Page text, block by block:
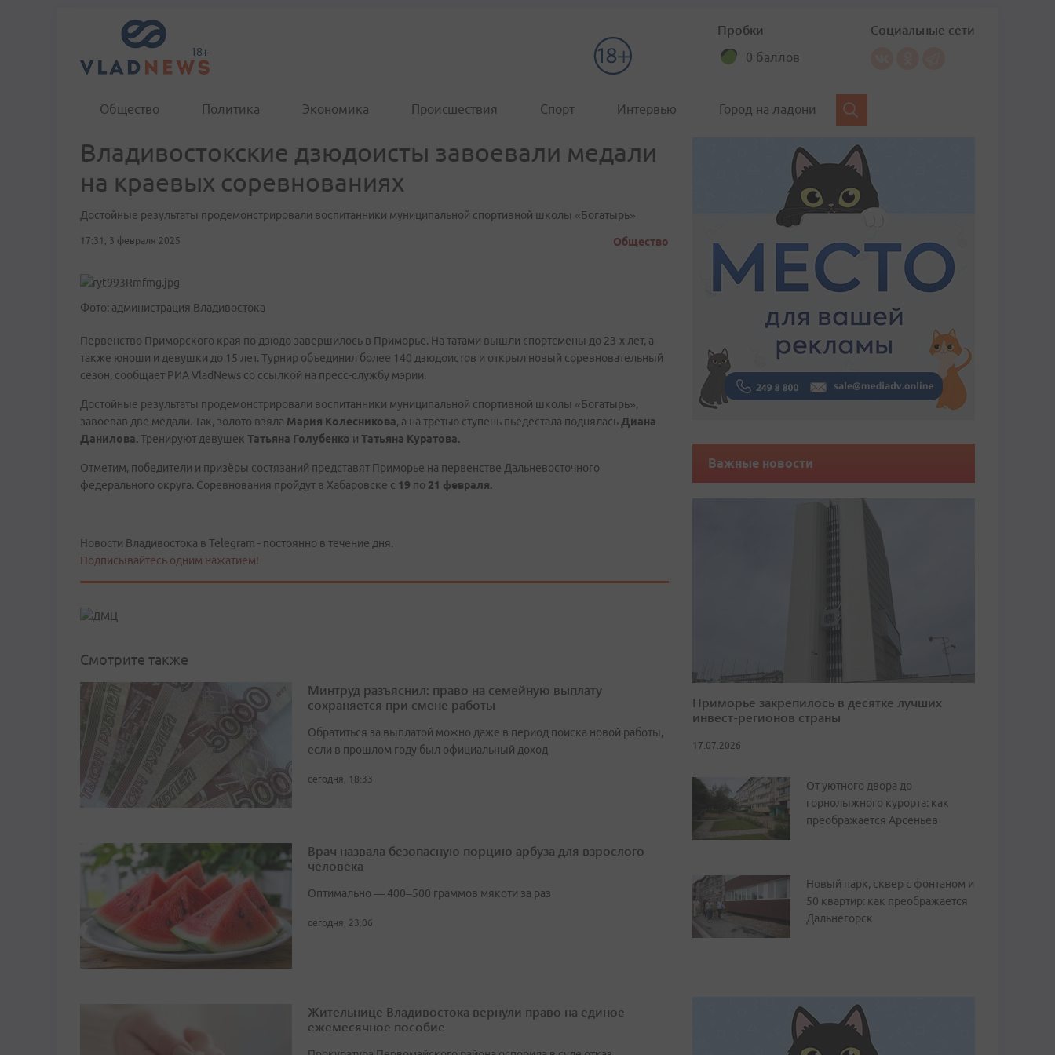
Пробки
0 баллов
Социальные сети
Общество Политика Экономика Происшествия Спорт Интервью Город на ладони
Владивостокские дзюдоисты завоевали медали
на краевых соревнованиях
Достойные результаты продемонстрировали воспитанники муниципальной спортивной школы «Богатырь»
17:31, 3 февраля 2025 Общество
Фото: администрация Владивостока
Первенство Приморского края по дзюдо завершилось в Приморье. На татами вышли спортсмены до 23-х лет, а
также юноши и девушки до 15 лет. Турнир объединил более 140 дзюдоистов и открыл новый соревновательный
сезон, сообщает РИА VladNews со ссылкой на пресс-службу мэрии.
Достойные результаты продемонстрировали воспитанники муниципальной спортивной школы «Богатырь»,
завоевав две медали. Так, золото взяла Мария Колесникова, а на третью ступень пьедестала подняласьДиана
Данилова.Тренируют девушек Татьяна Голубенко и Татьяна Куратова.
Отметим, победители и призёры состязаний представят Приморье на первенстве Дальневосточного
федерального округа. Соревнования пройдут в Хабаровске с 19 по 21 февраля.
Новости Владивостока в Telegram - постоянно в течение дня.
Подписывайтесь одним нажатием!
Смотрите также
Минтруд разъяснил: право на семейную выплату
сохраняется при смене работы
Обратиться за выплатой можно даже в период поиска новой работы,
если в прошлом году был официальный доход
сегодня, 18:33
Врач назвала безопасную порцию арбуза для взрослого
человека
Оптимально — 400–500 граммов мякоти за раз
сегодня, 23:06
Жительнице Владивостока вернули право на единое
ежемесячное пособие
Важные новости
Приморье закрепилось в десятке лучших
инвест-регионов страны
17.07.2026
От уютного двора до
горнолыжного курорта: как
преображается Арсеньев
Новый парк, сквер с фонтаном и
50 квартир: как преображается
Дальнегорск